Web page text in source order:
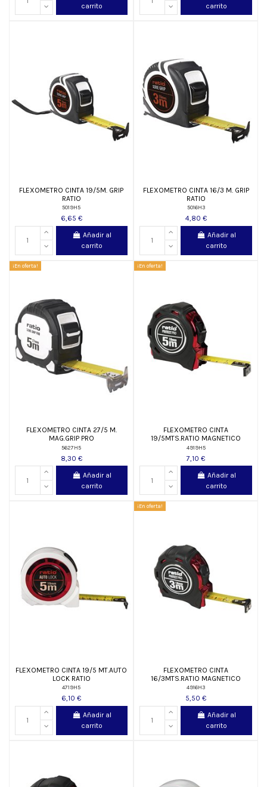
carrito
carrito
FLEXOMETRO CINTA 19/5M. GRIP
RATIO
5019H5
6,65 €
Añadir al
carrito
FLEXOMETRO CINTA 16/3 M. GRIP
RATIO
5016H3
4,80 €
Añadir al
carrito
¡En oferta!
FLEXOMETRO CINTA 27/5 M.
MAG.GRIP PRO
5627H5
8,30 €
Añadir al
carrito
¡En oferta!
FLEXOMETRO CINTA
19/5MTS.RATIO MAGNETICO
4919H5
7,10 €
Añadir al
carrito
FLEXOMETRO CINTA 19/5 MT.AUTO
LOCK RATIO
4719H5
6,10 €
Añadir al
carrito
¡En oferta!
FLEXOMETRO CINTA
16/3MTS.RATIO MAGNETICO
4916H3
5,50 €
Añadir al
carrito